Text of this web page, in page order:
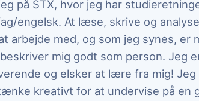
på STX, hvor jeg har
engelsk. At læse, skrive og
arbejde med, og som jeg synes, er
mig godt som person. Jeg
og elsker at lære fra mig! Jeg
kreativt for at undervise på en